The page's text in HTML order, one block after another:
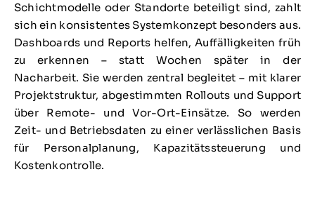
Schichtmodelle oder Standorte beteiligt sind, zahlt
sich ein konsistentes Systemkonzept besonders aus.
Dashboards und Reports helfen, Auffälligkeiten früh
zu erkennen – statt Wochen später in der
Nacharbeit. Sie werden zentral begleitet – mit klarer
Projektstruktur, abgestimmten Rollouts und Support
über Remote- und Vor-Ort-Einsätze. So werden
Zeit- und Betriebsdaten zu einer verlässlichen Basis
für Personalplanung, Kapazitätssteuerung und
Kostenkontrolle.